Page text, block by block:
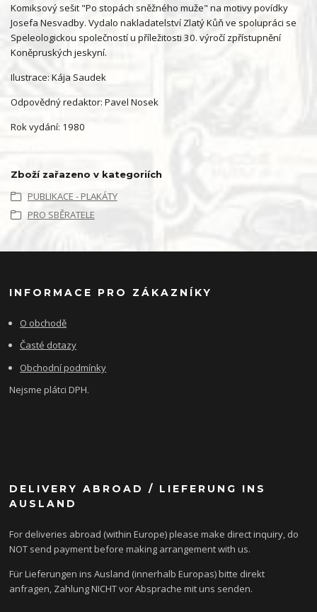
Komiksový sešit "Po stopách sněžného muže" na motivy povídky
Josefa Nesvadby. Vydalo nakladatelství Zlatý Kůň ve spolupráci se
Speleologickou společností u příležitosti 30. výročí zpřístupnění
Koněpruských jeskyní.
Ilustrace: Kája Saudek
Odpovědný redaktor: Pavel Nosek
Rok vydání: 1980
Zboží zařazeno v kategoriích
PUBLIKACE - PLAKÁTY
PRO SBĚRATELE
INFORMACE PRO ZÁKAZNÍKY
O obchodě
Časté dotazy
Obchodní podmínky
Nejsme plátci DPH.
DELIVERY ABROAD / LIEFERUNG INS
AUSLAND
For deliveries abroad (within Europe) please make direct inquiry, do
NOT send payment before making arrangement with us.
Für Lieferungen ins Ausland (innerhalb Europas) bitte direkt
anfragen, Zahlung NICHT vor Absprache mit uns senden.